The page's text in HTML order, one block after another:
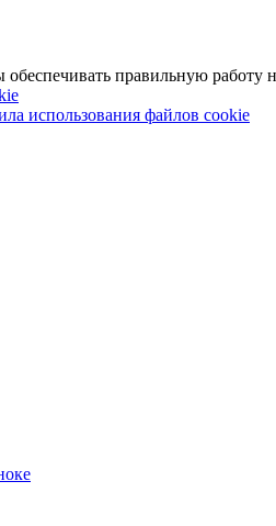
правильную работу
использования файлов cookie